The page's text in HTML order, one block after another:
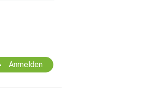
Anmelden